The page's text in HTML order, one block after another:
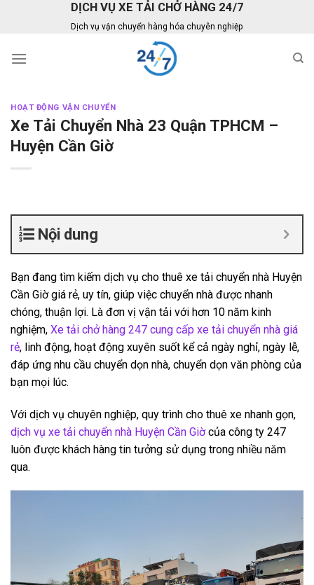
DỊCH VỤ XE TẢI CHỞ HÀNG 24/7
Dịch vụ vận chuyển hàng hóa chuyên nghiệp
HOẠT ĐỘNG VẬN CHUYỂN
Xe Tải Chuyển Nhà 23 Quận TPHCM –
Huyện Cần Giờ
Nội dung
Bạn đang tìm kiếm dịch vụ cho thuê xe tải chuyển nhà Huyện
Cần Giờ giá rẻ, uy tín, giúp việc chuyển nhà được nhanh
chóng, thuận lợi. Là đơn vị vận tải với hơn 10 năm kinh
nghiệm, Xe tải chở hàng 247 cung cấp xe tải chuyển nhà giá
rẻ, linh động, hoạt động xuyên suốt kể cả ngày nghỉ, ngày lễ,
đáp ứng nhu cầu chuyển dọn nhà, chuyển dọn văn phòng của
bạn mọi lúc.
Với dịch vụ chuyên nghiệp, quy trình cho thuê xe nhanh gọn,
dịch vụ xe tải chuyển nhà Huyện Cần Giờcủa công ty 247
luôn được khách hàng tin tưởng sử dụng trong nhiều năm
qua.